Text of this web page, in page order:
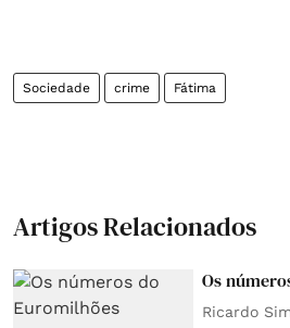
Sociedade crime Fátima
Artigos Relacionados
Os
Ricardo